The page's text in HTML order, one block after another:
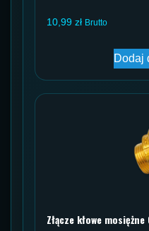
10,99 zł Brutto
Dodaj
Złącze kłowe